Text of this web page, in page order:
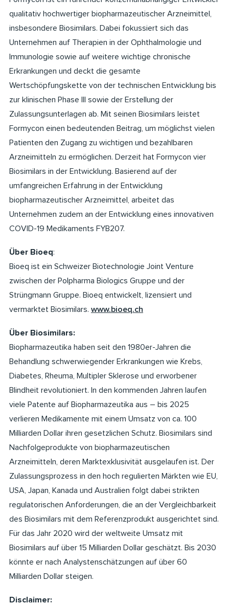
qualitativ hochwertiger biopharmazeutischer Arzneimittel,
insbesondere Biosimilars. Dabei fokussiert sich das
Unternehmen auf Therapien in der Ophthalmologie und
Immunologie sowie auf weitere wichtige chronische
Erkrankungen und deckt die gesamte
Wertschöpfungskette von der technischen Entwicklung bis
zur klinischen Phase III sowie der Erstellung der
Zulassungsunterlagen ab. Mit seinen Biosimilars leistet
Formycon einen bedeutenden Beitrag, um möglichst vielen
Patienten den Zugang zu wichtigen und bezahlbaren
Arzneimitteln zu ermöglichen. Derzeit hat Formycon vier
Biosimilars in der Entwicklung. Basierend auf der
umfangreichen Erfahrung in der Entwicklung
biopharmazeutischer Arzneimittel, arbeitet das
Unternehmen zudem an der Entwicklung eines innovativen
COVID-19 Medikaments FYB207.
Über Bioeq:
Bioeq ist ein Schweizer Biotechnologie Joint Venture
zwischen der Polpharma Biologics Gruppe und der
Strüngmann Gruppe. Bioeq entwickelt, lizensiert und
vermarktet Biosimilars. www.bioeq.ch
Über Biosimilars:
Biopharmazeutika haben seit den 1980er-Jahren die
Behandlung schwerwiegender Erkrankungen wie Krebs,
Diabetes, Rheuma, Multipler Sklerose und erworbener
Blindheit revolutioniert. In den kommenden Jahren laufen
viele Patente auf Biopharmazeutika aus – bis 2025
verlieren Medikamente mit einem Umsatz von ca. 100
Milliarden Dollar ihren gesetzlichen Schutz. Biosimilars sind
Nachfolgeprodukte von biopharmazeutischen
Arzneimitteln, deren Marktexklusivität ausgelaufen ist. Der
Zulassungsprozess in den hoch regulierten Märkten wie EU,
USA, Japan, Kanada und Australien folgt dabei strikten
regulatorischen Anforderungen, die an der Vergleichbarkeit
des Biosimilars mit dem Referenzprodukt ausgerichtet sind.
Für das Jahr 2020 wird der weltweite Umsatz mit
Biosimilars auf über 15 Milliarden Dollar geschätzt. Bis 2030
könnte er nach Analystenschätzungen auf über 60
Milliarden Dollar steigen.
Disclaimer: